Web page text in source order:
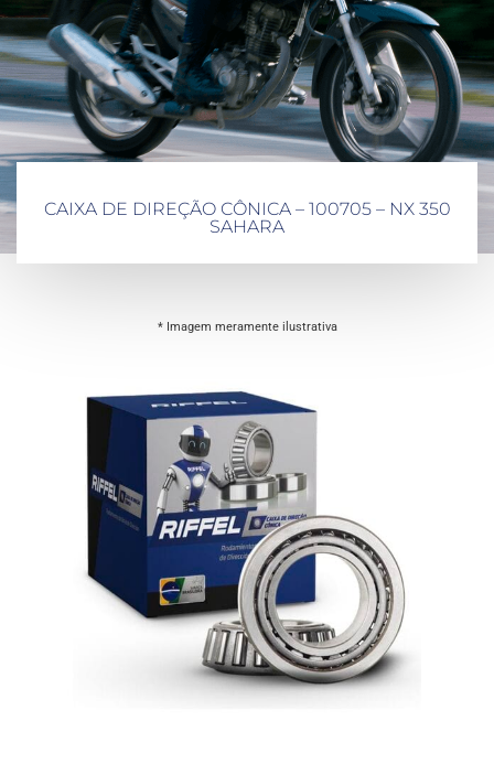
CAIXA DE DIREÇÃO CÔNICA – 100705 – NX 350
SAHARA
* Imagem meramente ilustrativa